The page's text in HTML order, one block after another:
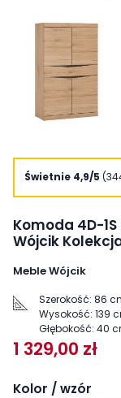
Świetnie 4,9/5
Komoda 4D-
Wójcik
Meble Wójcik
Szerokość: 86
Wysokość: 139
Głębokość: 40
1 329,00 zł
Kolor / wzór